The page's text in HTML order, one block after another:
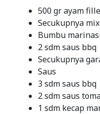
500 gr ayam
Secukupnya
Bumbu
2 sdm saus bbq
Secukupnya
Saus
3 sdm saus bbq
2 sdm saus
1 sdm kecap